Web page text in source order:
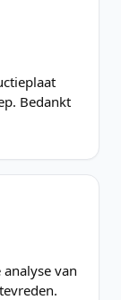
Bedankt
van